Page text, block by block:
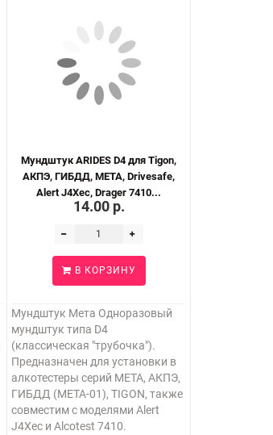
Мундштук ARIDES D4 для Tigon,
АКПЭ, ГИБДД, МЕТА, Drivesafe,
Alert J4Xec, Drager 7410...
14.00 р.
В КОРЗИНУ
Мундштук Мета Одноразовый
мундштук типа D4
(классическая "трубочка").
Предназначен для установки в
алкотестеры серий МЕТА, АКПЭ,
ГИБДД (МЕТА-01), TIGON, также
совместим с моделями Alert
J4Xec и Alcotest 7410.